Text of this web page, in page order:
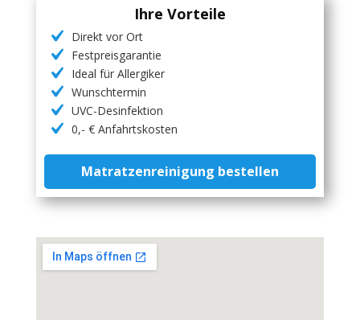
Ihre Vorteile
Direkt vor Ort
Festpreisgarantie
Ideal für Allergiker
Wunschtermin
UVC-Desinfektion
0,- € Anfahrtskosten
Matratzenreinigung bestellen